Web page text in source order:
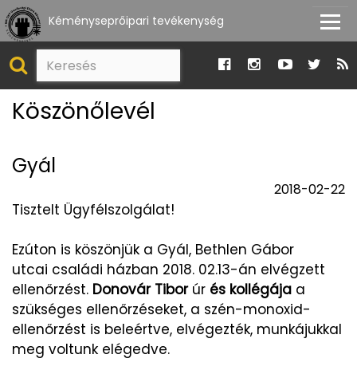
Kéményseprőipari tevékenység
Köszönőlevél
Gyál
2018-02-22
Tisztelt Ügyfélszolgálat!
Ezúton is köszönjük a Gyál, Bethlen Gábor
utcai családi házban 2018. 02.13-án elvégzett
ellenőrzést. Donovár Tiborúr és kollégája a
szükséges ellenőrzéseket, a szén-monoxid-
ellenőrzést is beleértve, elvégezték, munkájukkal
meg voltunk elégedve.